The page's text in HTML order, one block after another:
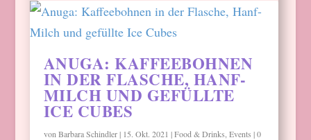
ANUGA: KAFFEEBOHNEN
IN DER FLASCHE, HANF-
MILCH UND GEFÜLLTE
ICE CUBES
von Barbara Schindler| 15. Okt. 2021 |Food & Drinks Events |0